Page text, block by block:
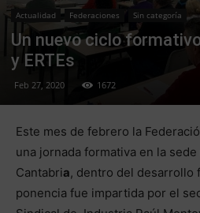
Actualidad Federaciones Sin categoría
Un nuevo ciclo
y ERTEs
Feb 27, 2020 1672
Este mes de febrero la
una jornada formativa en la
Cantabria, dentro del desarrollo
ponencia fue impartida por el